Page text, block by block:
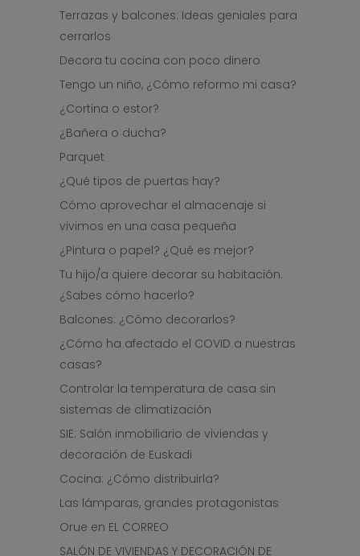
Terrazas y balcones: Ideas geniales para
cerrarlos
Decora tu cocina con poco dinero
Tengo un niño, ¿Cómo reformo mi casa?
¿Cortina o estor?
¿Bañera o ducha?
Parquet
¿Qué tipos de puertas hay?
Cómo aprovechar el almacenaje si
vivimos en una casa pequeña
¿Pintura o papel? ¿Qué es mejor?
Tu hijo/a quiere decorar su habitación.
¿Sabes cómo hacerlo?
Balcones: ¿Cómo decorarlos?
¿Cómo ha afectado el COVID a nuestras
casas?
Controlar la temperatura de casa sin
sistemas de climatización
SIE: Salón inmobiliario de viviendas y
decoración de Euskadi
Cocina: ¿Cómo distribuirla?
Las lámparas, grandes protagonistas
Orue en EL CORREO
SALÓN DE VIVIENDAS Y DECORACIÓN DE